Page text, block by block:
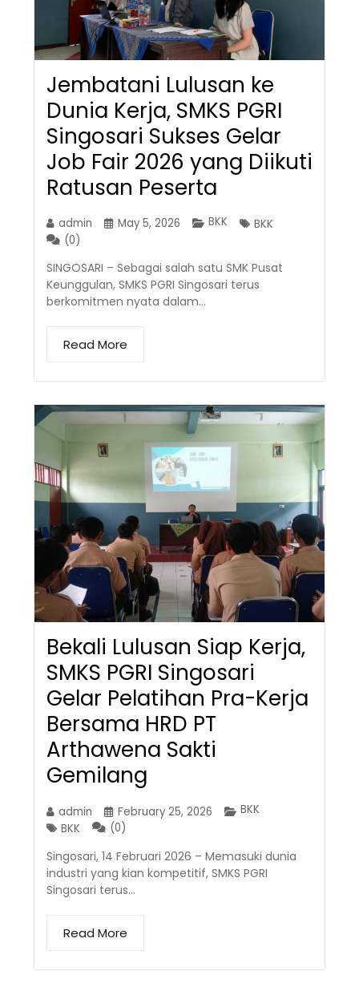
Jembatani Lulusan ke
Dunia Kerja, SMKS PGRI
Singosari Sukses Gelar
Job Fair 2026 yang Diikuti
Ratusan Peserta
admin May 5, 2026 BKK
BKK
(0)
SINGOSARI – Sebagai salah satu SMK Pusat
Keunggulan, SMKS PGRI Singosari terus
berkomitmen nyata dalam…
Read More
Bekali Lulusan Siap Kerja,
SMKS PGRI Singosari
Gelar Pelatihan Pra-Kerja
Bersama HRD PT
Arthawena Sakti
Gemilang
admin February 25, 2026
BKK
BKK
(0)
Singosari, 14 Februari 2026 – Memasuki dunia
industri yang kian kompetitif, SMKS PGRI
Singosari terus…
Read More